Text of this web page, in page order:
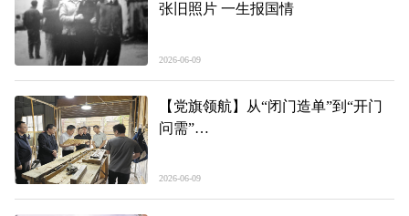
张旧照片 一生报国情
2026-06-09
【党旗领航】从“闭门造单”到“开门
问需”
建提质增效
2026-06-09